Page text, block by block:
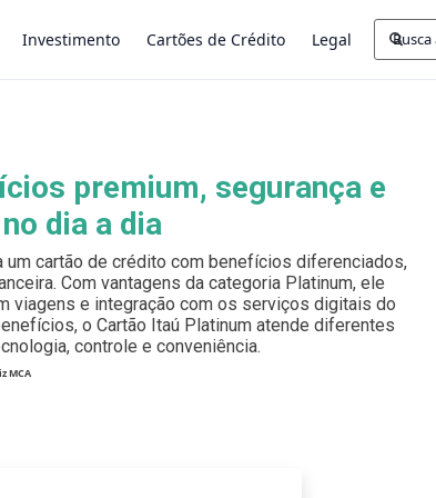
Investimento Cartões de Crédito Legal
Buscar:
premium, segurança e
dia a dia
um cartão de crédito com benefícios diferenciados,
Com vantagens da categoria Platinum, ele
viagens e integração com os serviços digitais do
o Cartão Itaú Platinum atende diferentes
controle e conveniência.
MCA